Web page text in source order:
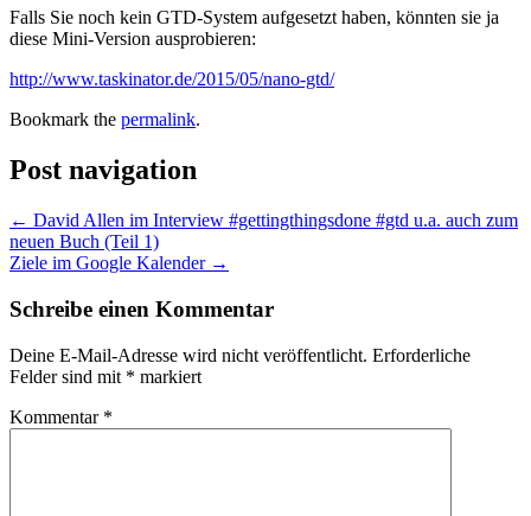
Falls Sie noch kein GTD-System aufgesetzt haben, könnten sie ja
diese Mini-Version ausprobieren:
http://www.taskinator.de/2015/05/nano-gtd/
Bookmark the permalink.
Post navigation
← David Allen im Interview #gettingthingsdone #gtd u.a. auch zum
neuen Buch (Teil 1)
Ziele im Google Kalender →
Schreibe einen Kommentar
Deine E-Mail-Adresse wird nicht veröffentlicht. Erforderliche
Felder sind mit * markiert
Kommentar *